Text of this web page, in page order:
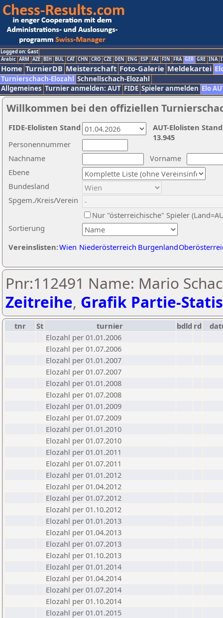
Logged on: Gast
Arabic ARM AZE BIH BUL CAT CHN CRO CZE DEN ENG ESP FAI FIN FRA GER GRE INA
Home TurnierDB Meisterschaft Foto-Galerie Meldekartei
Turnierschach-Elozahl Schnellschach-Elozahl
Allgemeines Turnier anmelden: AUT FIDE Spieler anmelden Elo
Willkommen bei den offiziellen
Nachname
Vorname
Ebene
Sortierung
Personennummer
Bundesland
Spgem./Kreis/Verein
Nur "österreichische" Spieler
Vereinslisten:Wien Niederösterreich Burgenland
AUT-Elolisten
13.945
FIDE-Elolisten Stand
Pnr:112491 Name: Mario
Zeitreihe, Grafik Partie-
tnr St turnier bdld rd
Elozahl per 01.01.2006
Elozahl per 01.07.2006
Elozahl per 01.01.2007
Elozahl per 01.07.2007
Elozahl per 01.01.2008
Elozahl per 01.07.2008
Elozahl per 01.01.2009
Elozahl per 01.07.2009
Elozahl per 01.01.2010
Elozahl per 01.07.2010
Elozahl per 01.01.2011
Elozahl per 01.07.2011
Elozahl per 01.01.2012
Elozahl per 01.04.2012
Elozahl per 01.07.2012
Elozahl per 01.10.2012
Elozahl per 01.01.2013
Elozahl per 01.04.2013
Elozahl per 01.07.2013
Elozahl per 01.10.2013
Elozahl per 01.01.2014
Elozahl per 01.04.2014
Elozahl per 01.07.2014
Elozahl per 01.10.2014
Elozahl per 01.01.2015